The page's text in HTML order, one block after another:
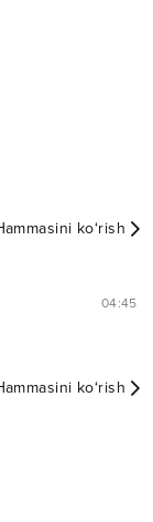
ko‘rish
04:45
ko‘rish